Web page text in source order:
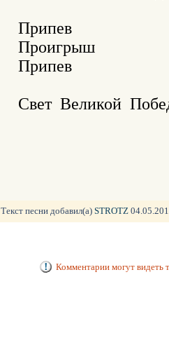
Припев
Проигрыш
Припев
Свет  Великой
Текст песни добавил(а) STROTZ
Комментарии могут видеть